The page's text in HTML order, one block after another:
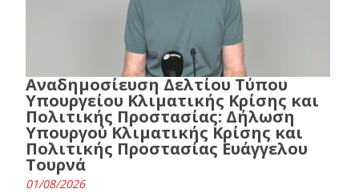
Αναδημοσίευση Δελτίου Τύπου
Υπουργείου Κλιματικής Κρίσης και
Πολιτικής Προστασίας: Δήλωση
Υπουργού Κλιματικής Κρίσης και
Πολιτικής Προστασίας Ευάγγελου
Τουρνά
01/08/2026